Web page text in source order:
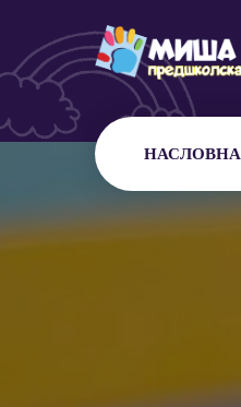
НАСЛОВНА